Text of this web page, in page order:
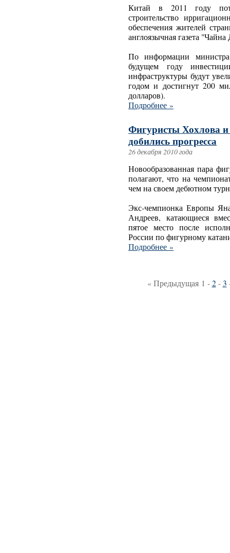
Китай в 2011 году
строительство
обеспечения жителей
англоязычная газета
По информации
будущем году
инфраструктуры будут
годом и достигнут 200
долларов).
Подробнее »
Фигуристы Хохлова
добились прогресса
26 декабря 2010 года
Новообразованная пара
полагают, что на
чем на своем дебютном
Экс-чемпионка Европы
Андреев, катающиеся
пятое место после
России по фигурному
Подробнее »
« Предыдущая 1 - 2- 3